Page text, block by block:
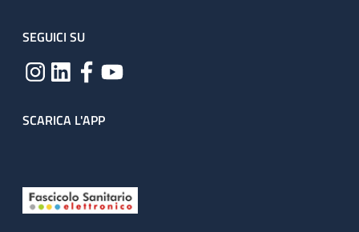
SEGUICI SU
SCARICA L'APP